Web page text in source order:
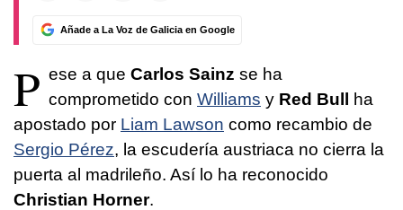
Añade a La Voz de Galicia en Google
P ese a que Carlos Sainz se ha
comprometido con Williams y Red Bull ha
apostado por Liam Lawson como recambio de
Sergio Pérez, la escudería austriaca no cierra la
puerta al madrileño. Así lo ha reconocido
Christian Horner.